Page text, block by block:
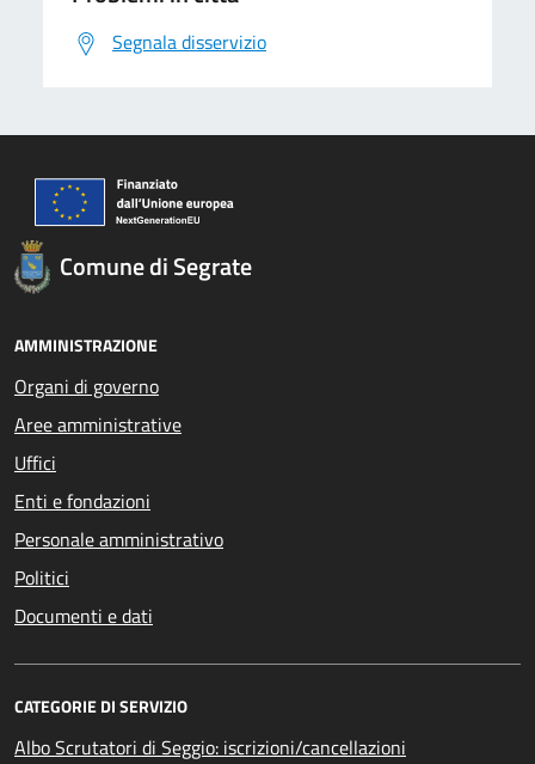
Segnala disservizio
Comune di Segrate
AMMINISTRAZIONE
Organi di governo
Aree amministrative
Uffici
Enti e fondazioni
Personale amministrativo
Politici
Documenti e dati
CATEGORIE DI SERVIZIO
Albo Scrutatori di Seggio: iscrizioni/cancellazioni